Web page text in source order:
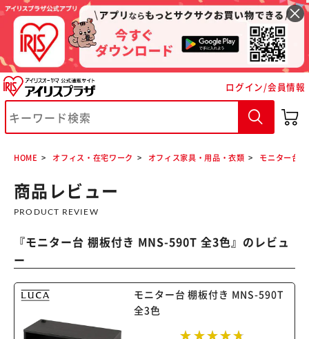
ログイン/会員情報
HOME オフィス・在宅ワーク オフィス家具・用品・衣類 モニター台
商品レビュー
PRODUCT REVIEW
『モニター台 棚板付き MNS-590T 全3色』のレビュ
ー
モニター台 棚板付き MNS-590T
全3色
※ご確認ください
カートに入れる 購入手続きへ